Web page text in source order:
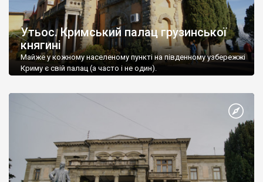
Утьос. Кримський палац грузинської
княгині
Майже у кожному населеному пункті на південному узбережжі
Криму є свій палац (а часто і не один).